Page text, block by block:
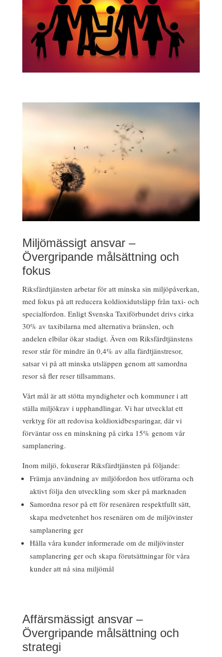
Miljömässigt ansvar –
Övergripande målsättning och
fokus
Riksfärdtjänsten arbetar för att minska sin miljöpåverkan,
med fokus på att reducera koldioxidutsläpp från taxi- och
specialfordon. Enligt Svenska Taxiförbundet drivs cirka
30% av taxibilarna med alternativa bränslen, och
andelen elbilar ökar stadigt. Även om Riksfärdtjänstens
resor står för mindre än 0,4% av alla färdtjänstresor,
satsar vi på att minska utsläppen genom att samordna
resor så fler reser tillsammans.
Vårt mål är att stötta myndigheter och kommuner i att
ställa miljökrav i upphandlingar. Vi har utvecklat ett
verktyg för att redovisa koldioxidbesparingar, där vi
förväntar oss en minskning på cirka 15% genom vår
samplanering.
Inom miljö, fokuserar Riksfärdtjänsten på följande:
Främja användning av miljöfordon hos utförarna och
aktivt följa den utveckling som sker på marknaden
Samordna resor på ett för resenären respektfullt sätt,
skapa medvetenhet hos resenären om de miljövinster
samplanering ger
Hålla våra kunder informerade om de miljövinster
samplanering ger och skapa förutsättningar för våra
kunder att nå sina miljömål
Affärsmässigt ansvar –
Övergripande målsättning och
strategi